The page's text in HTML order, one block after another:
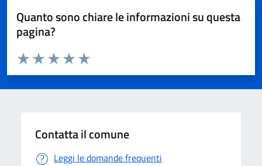
Quanto sono chiare le informazioni su questa
pagina?
Valuta da 1 a 5 stelle la pagina
Valuta 5 stelle su 5
Valuta 4 stelle su 5
Valuta 3 stelle su 5
Valuta 2 stelle su 5
Valuta 1 stelle su 5
Contatta il comune
Leggi le domande frequenti